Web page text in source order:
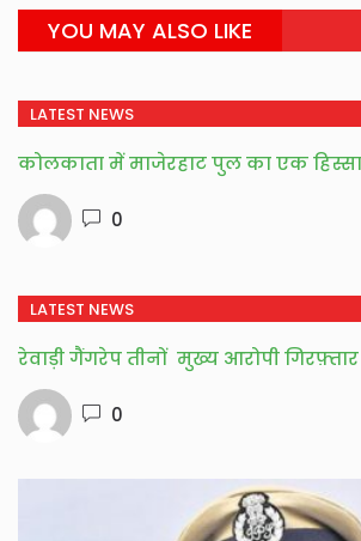
YOU MAY ALSO LIKE
LATEST NEWS
कोलकाता में माजेरहाट पुल का एक हिस्सा
0
LATEST NEWS
रेवाड़ी गैंगरेप तीनों मुख्य आरोपी गिरफ़्तार
0